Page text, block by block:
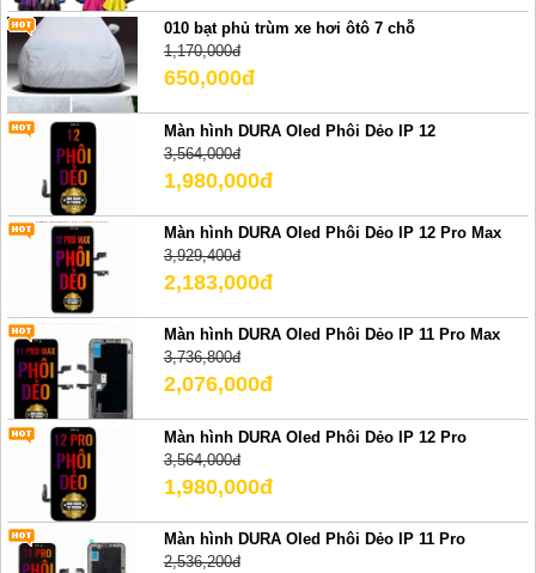
010 bạt phủ trùm xe hơi ôtô 7 chỗ
1,170,000đ
650,000đ
Màn hình DURA Oled Phôi Dẻo IP 12
3,564,000đ
1,980,000đ
Màn hình DURA Oled Phôi Dẻo IP 12 Pro Max
3,929,400đ
2,183,000đ
Màn hình DURA Oled Phôi Dẻo IP 11 Pro Max
3,736,800đ
2,076,000đ
Màn hình DURA Oled Phôi Dẻo IP 12 Pro
3,564,000đ
1,980,000đ
Màn hình DURA Oled Phôi Dẻo IP 11 Pro
2,536,200đ